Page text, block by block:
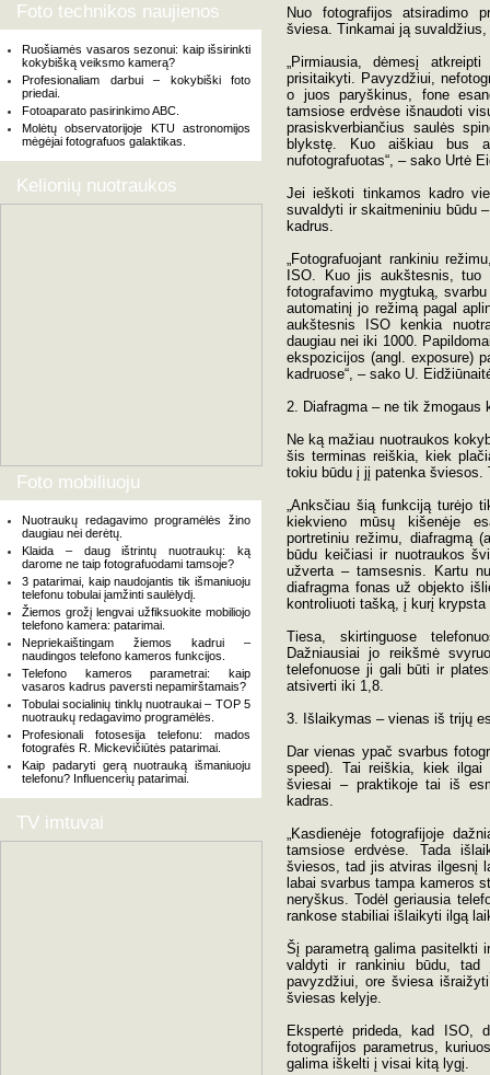
Foto technikos naujienos
Ruošiamės vasaros sezonui: kaip išsirinkti
kokybišką veiksmo kamerą?
Profesionaliam darbui – kokybiški foto
priedai.
Fotoaparato pasirinkimo ABC.
Molėtų observatorijoje KTU astronomijos
mėgėjai fotografuos galaktikas.
Kelionių nuotraukos
Foto mobiliuoju
Nuotraukų redagavimo programėlės žino
daugiau nei derėtų.
Klaida – daug ištrintų nuotraukų: ką
darome ne taip fotografuodami tamsoje?
3 patarimai, kaip naudojantis tik išmaniuoju
telefonu tobulai įamžinti saulėlydį.
Žiemos grožį lengvai užfiksuokite mobiliojo
telefono kamera: patarimai.
Nepriekaištingam žiemos kadrui –
naudingos telefono kameros funkcijos.
Telefono kameros parametrai: kaip
vasaros kadrus paversti nepamirštamais?
Tobulai socialinių tinklų nuotraukai – TOP 5
nuotraukų redagavimo programėlės.
Profesionali fotosesija telefonu: mados
fotografės R. Mickevičiūtės patarimai.
Kaip padaryti gerą nuotrauką išmaniuoju
telefonu? Influencerių patarimai.
TV imtuvai
Nuo fotografijos atsiradimo
šviesa. Tinkamai ją
„Pirmiausia, dėmesį
prisitaikyti. Pavyzdžiui,
o juos paryškinus, fone
tamsiose erdvėse išnaudoti
prasiskverbiančius saulės
blykstę. Kuo aiškiau bus
nufotografuotas“, – sako Urtė
Jei ieškoti tinkamos kadro
suvaldyti ir skaitmeniniu būdu
kadrus.
„Fotografuojant rankiniu
ISO. Kuo jis aukštesnis, tuo
fotografavimo mygtuką,
automatinį jo režimą pagal
aukštesnis ISO kenkia
daugiau nei iki 1000.
ekspozicijos (angl. exposure)
kadruose“, – sako U.
2. Diafragma – ne tik žmogaus
Ne ką mažiau nuotraukos
šis terminas reiškia, kiek
tokiu būdu į jį patenka šviesos.
„Anksčiau šią funkciją turėjo
kiekvieno mūsų kišenėje
portretiniu režimu, diafragmą
būdu keičiasi ir nuotraukos
užverta – tamsesnis. Kartu
diafragma fonas už objekto
kontroliuoti tašką, į kurį
Tiesa, skirtinguose
Dažniausiai jo reikšmė
telefonuose ji gali būti ir
atsiverti iki 1,8.
3. Išlaikymas – vienas iš trijų
Dar vienas ypač svarbus
speed). Tai reiškia, kiek ilgai
šviesai – praktikoje tai iš
kadras.
„Kasdienėje fotografijoje
tamsiose erdvėse. Tada
šviesos, tad jis atviras ilgesnį
labai svarbus tampa kameros
neryškus. Todėl geriausia
rankose stabiliai išlaikyti ilgą
Šį parametrą galima pasitelkti
valdyti ir rankiniu būdu, tad
pavyzdžiui, ore šviesa
šviesas kelyje.
Ekspertė prideda, kad ISO,
fotografijos parametrus,
galima iškelti į visai kitą lygį.